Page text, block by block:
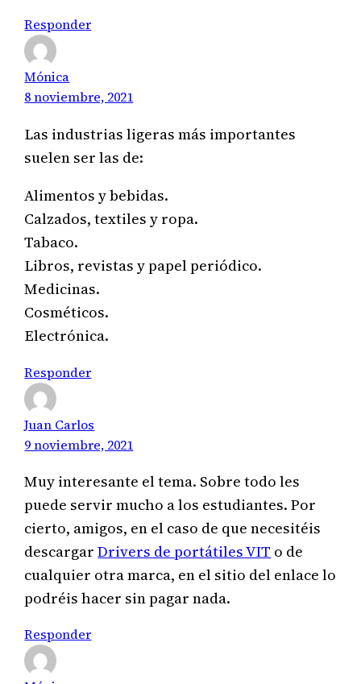
Responder
Mónica
8 noviembre, 2021
Las industrias ligeras más importantes
suelen ser las de:
Alimentos y bebidas.
Calzados, textiles y ropa.
Tabaco.
Libros, revistas y papel periódico.
Medicinas.
Cosméticos.
Electrónica.
Responder
Juan Carlos
9 noviembre, 2021
Muy interesante el tema. Sobre todo les
puede servir mucho a los estudiantes. Por
cierto, amigos, en el caso de que necesitéis
descargarDrivers de portátiles VIT o de
cualquier otra marca, en el sitio del enlace lo
podréis hacer sin pagar nada.
Responder